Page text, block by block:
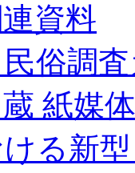
資料
俗調査
紙媒
る新